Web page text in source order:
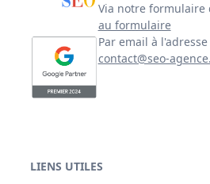
Via notre formulaire
au formulaire
Par email à
contact@seo-
LIENS UTILES